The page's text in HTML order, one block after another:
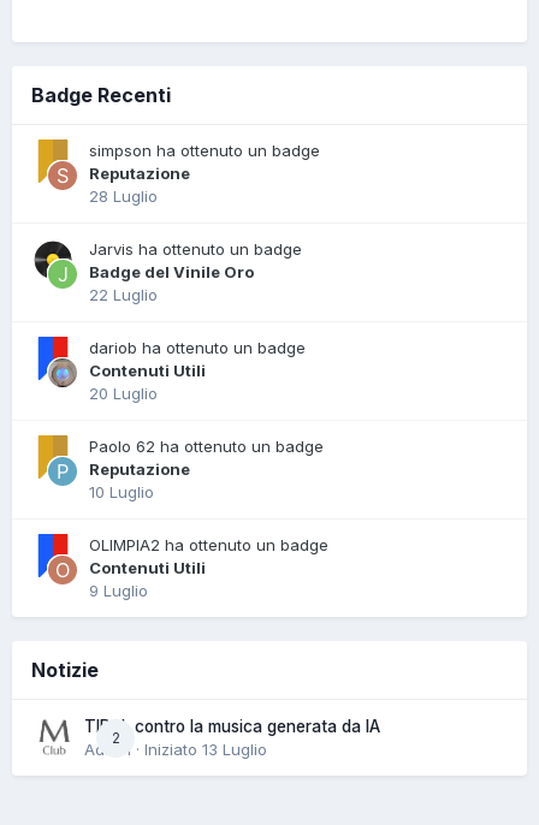
Badge Recenti
simpson ha ottenuto un badge
Reputazione
28 Luglio
Jarvis ha ottenuto un badge
Badge del Vinile Oro
22 Luglio
dariob ha ottenuto un badge
Contenuti Utili
20 Luglio
Paolo 62 ha ottenuto un badge
Reputazione
10 Luglio
OLIMPIA2 ha ottenuto un badge
Contenuti Utili
9 Luglio
Notizie
2
TIDAL contro la musica generata da IA
Admin · Iniziato 13 Luglio